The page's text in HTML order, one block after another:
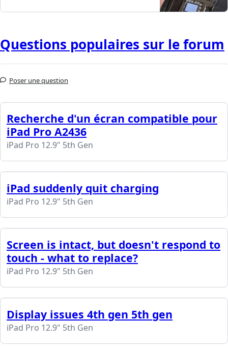
Questions populaires sur le forum
Poser une question
Recherche d'un écran compatible pour
iPad Pro A2436
iPad Pro 12.9" 5th Gen
iPad suddenly quit charging
iPad Pro 12.9" 5th Gen
Screen is intact, but doesn't respond to
touch - what to replace?
iPad Pro 12.9" 5th Gen
Display issues 4th gen 5th gen
iPad Pro 12.9" 5th Gen